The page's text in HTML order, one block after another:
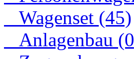
Wagenset (45)
Anlagenbau